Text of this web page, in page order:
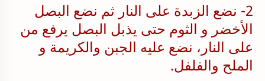
2- نضع الزبدة على النار ثم نضع البصل
الأخضر و الثوم حتى يذبل البصل يرفع من
على النار، نضع عليه الجبن والكريمة و
الملح والفلفل.